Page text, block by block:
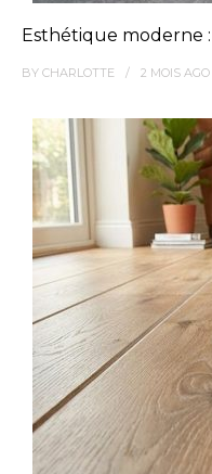
Esthétique moderne
BY CHARLOTTE 2 MOIS AGO